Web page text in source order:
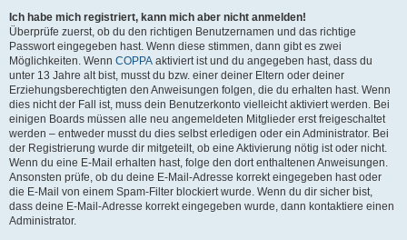
Ich habe mich registriert, kann mich aber nicht anmelden!
Überprüfe zuerst, ob du den richtigen Benutzernamen und das richtige
Passwort eingegeben hast. Wenn diese stimmen, dann gibt es zwei
Möglichkeiten. Wenn COPPA aktiviert ist und du angegeben hast, dass du
unter 13 Jahre alt bist, musst du bzw. einer deiner Eltern oder deiner
Erziehungsberechtigten den Anweisungen folgen, die du erhalten hast. Wenn
dies nicht der Fall ist, muss dein Benutzerkonto vielleicht aktiviert werden. Bei
einigen Boards müssen alle neu angemeldeten Mitglieder erst freigeschaltet
werden – entweder musst du dies selbst erledigen oder ein Administrator. Bei
der Registrierung wurde dir mitgeteilt, ob eine Aktivierung nötig ist oder nicht.
Wenn du eine E-Mail erhalten hast, folge den dort enthaltenen Anweisungen.
Ansonsten prüfe, ob du deine E-Mail-Adresse korrekt eingegeben hast oder
die E-Mail von einem Spam-Filter blockiert wurde. Wenn du dir sicher bist,
dass deine E-Mail-Adresse korrekt eingegeben wurde, dann kontaktiere einen
Administrator.